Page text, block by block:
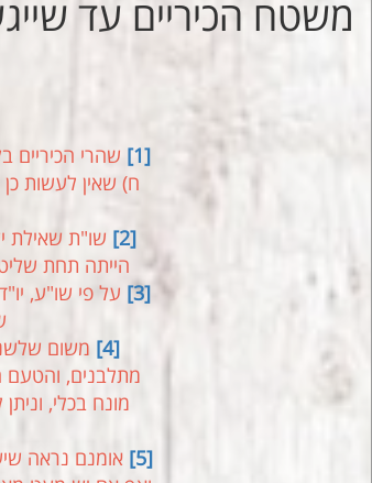
משטח הכיריים עד
[1]
שהרי הכיריים
ח) שאין לעשות
[2]
שו"ת שאילת
הייתה תחת
[3]
על פי שו"ע,
[4]
משום
מתלבנים, והטעם
מונח בכלי,
[5]
אומנם נראה